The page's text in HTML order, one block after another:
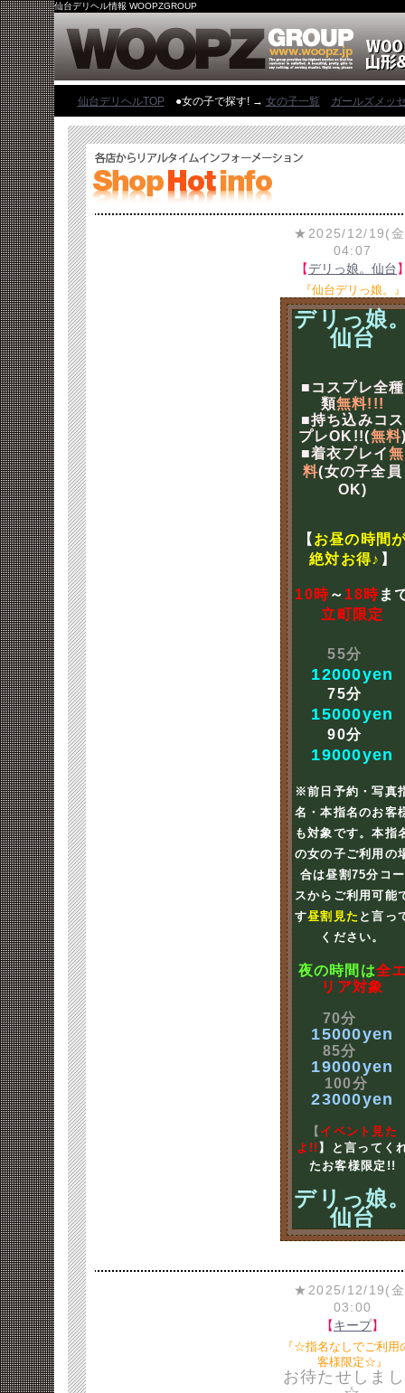
仙台デリヘル情報 WOOPZGROUP
仙台デリヘルTOP●女の子で探す! → 女の子一覧 ガールズメッ
★2025/12/19(
04:07
【デリっ娘。仙台
『仙台デリっ娘。』
デリっ娘
仙台
■コスプレ全種
類無料!!!
■持ち込みコス
プレOK!!(無料
■着衣プレイ無
料(女の子全員
OK)
【 お昼の時間
絶対お得♪ 】
10時～ 18時ま
立町限定
55分
12000yen
75分
15000yen
90分
19000yen
※前日予約・写真
名・本指名のお客
も対象です。本指
の女の子ご利用の
合は昼割75分コー
スからご利用可能
す昼割見た と言っ
ください。
夜の時間は全
リア対象
70分
15000yen
85分
19000yen
100分
23000yen
【 イベント見た
よ!! 】と言ってく
たお客様限定!!
デリっ娘
仙台
★2025/12/19(
03:00
【キープ】
『☆指名なしでご利用
客様限定☆』
お待たせしま